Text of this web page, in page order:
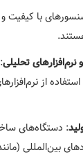
با کیفیت و
تحلیلی
از
: دستگاه‌های